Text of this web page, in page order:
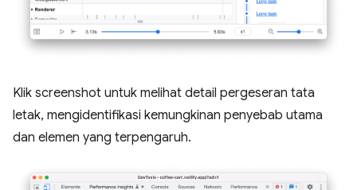
Klik screenshot untuk melihat detail pergeseran tata
letak, mengidentifikasi kemungkinan penyebab utama
dan elemen yang terpengaruh.